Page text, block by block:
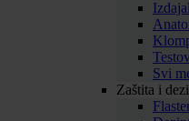
Svi
Zaštita i